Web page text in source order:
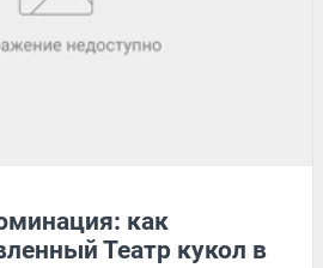
как
Театр кукол в